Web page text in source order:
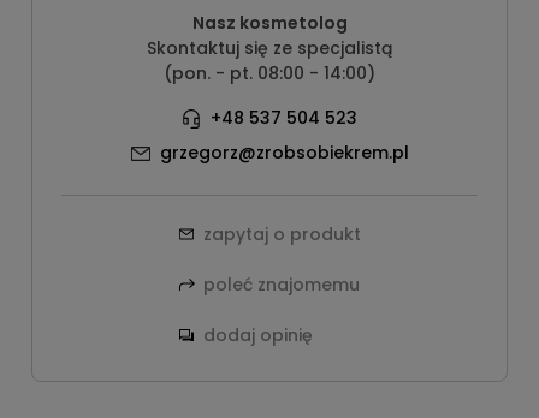
Nasz kosmetolog
Skontaktuj się ze specjalistą
(pon. - pt. 08:00 - 14:00)
+48 537 504 523
grzegorz@zrobsobiekrem.pl
zapytaj o produkt
poleć znajomemu
dodaj opinię